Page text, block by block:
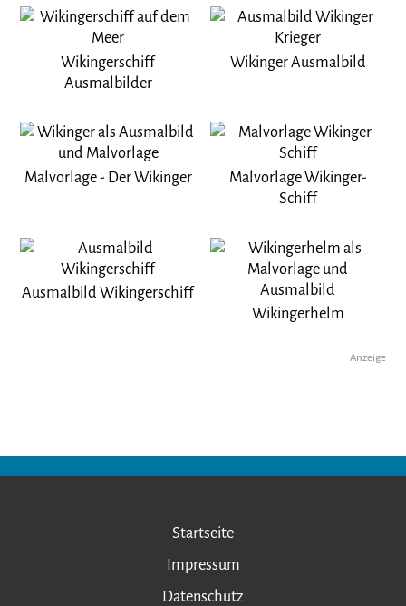
Wikingerschiff
Ausmalbilder
Wikinger Ausmalbild
Malvorlage - Der Wikinger
Malvorlage Wikinger-
Schiff
Ausmalbild Wikingerschiff
Wikingerhelm
Anzeige
Startseite
Impressum
Datenschutz